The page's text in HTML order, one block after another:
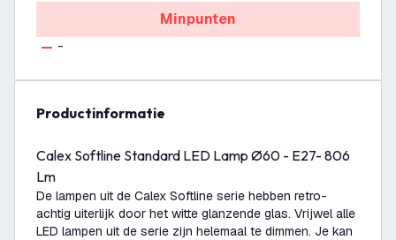
Minpunten
-
productinformatie
Calex Softline Standard LED Lamp Ø60 - E27- 806
Lm
De lampen uit de Calex Softline serie hebben retro-
achtig uiterlijk door het witte glanzende glas. Vrijwel alle
LED lampen uit de serie zijn helemaal te dimmen. Je kan